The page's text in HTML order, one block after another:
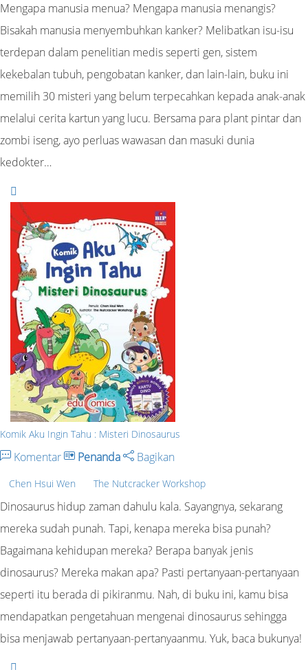
Mengapa manusia menua? Mengapa manusia menangis?
Bisakah manusia menyembuhkan kanker? Melibatkan isu-isu
terdepan dalam penelitian medis seperti gen, sistem
kekebalan tubuh, pengobatan kanker, dan lain-lain, buku ini
memilih 30 misteri yang belum terpecahkan kepada anak-anak
melalui cerita kartun yang lucu. Bersama para plant pintar dan
zombi iseng, ayo perluas wawasan dan masuki dunia
kedokter…
Komik Aku Ingin Tahu : Misteri Dinosaurus
Komentar Penanda Bagikan
Chen Hsui Wen The Nutcracker Workshop
Dinosaurus hidup zaman dahulu kala. Sayangnya, sekarang
mereka sudah punah. Tapi, kenapa mereka bisa punah?
Bagaimana kehidupan mereka? Berapa banyak jenis
dinosaurus? Mereka makan apa? Pasti pertanyaan-pertanyaan
seperti itu berada di pikiranmu. Nah, di buku ini, kamu bisa
mendapatkan pengetahuan mengenai dinosaurus sehingga
bisa menjawab pertanyaan-pertanyaanmu. Yuk, baca bukunya!